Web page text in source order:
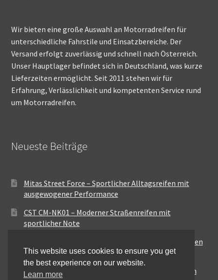
Wir bieten eine große Auswahl an Motorradreifen für
unterschiedliche Fahrstile und Einsatzbereiche. Der
Versand erfolgt zuverlässig und schnell nach Österreich.
Unser Hauptlager befindet sich in Deutschland, was kurze
Lieferzeiten ermöglicht. Seit 2011 stehen wir für
Erfahrung, Verlässlichkeit und kompetenten Service rund
um Motorradreifen.
Neueste Beiträge
Mitas Street Force – Sportlicher Alltagsreifen mit
ausgewogener Performance
CST CM-NK01 – Moderner Straßenreifen mit
sportlicher Note
Maxxis MA-ST3 – Ausgewogener Sport-Touring-Reifen
für vielseitige Einsätze
Pirelli City Demon – Zuverlässigkeit für den urbanen
This website uses cookies to ensure you get
the best experience on our website.
Learn more